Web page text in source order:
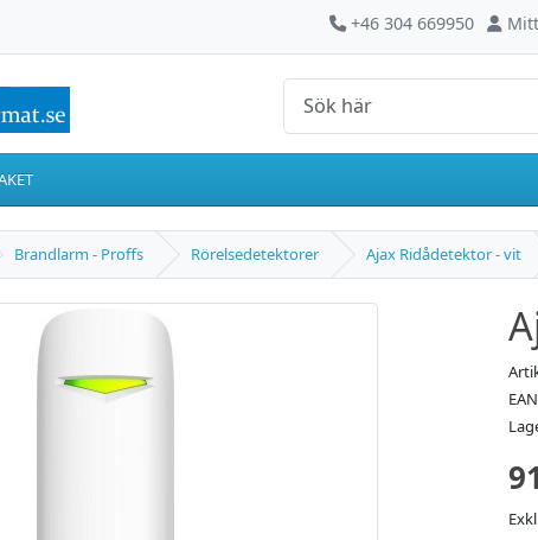
Kontakta oss
+46 304 669950
Brandlarm - Proffs Rörelsedetektorer Ajax Ridådetektor - vit